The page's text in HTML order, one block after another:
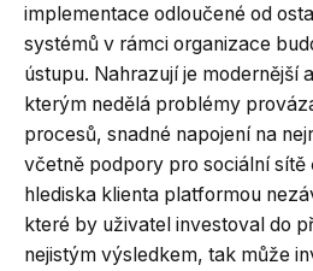
implementace odloučené od
systémů v rámci organizace
ústupu. Nahrazují je modernější
kterým nedělá problémy
procesů, snadné napojení na
včetně podpory pro sociální sítě
hlediska klienta platformou
které by uživatel investoval do
nejistým výsledkem, tak může